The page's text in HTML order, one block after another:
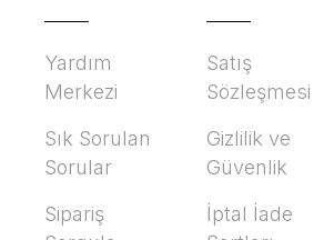
Yardım
Merkezi
Sık Sorulan
Sorular
Sipariş
Satış
Sözleşmesi
Gizlilik ve
Güvenlik
İptal İade